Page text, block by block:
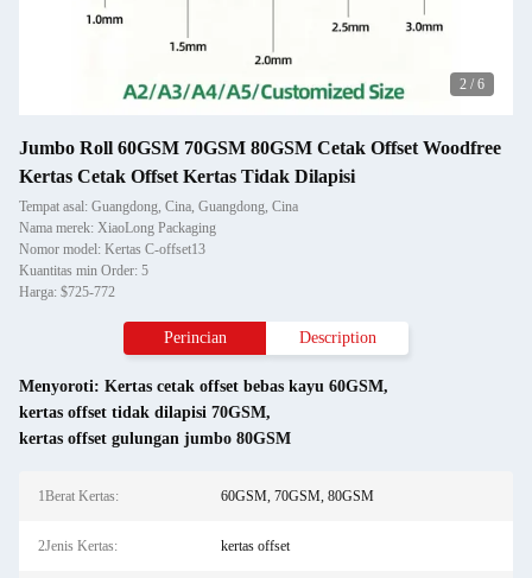
2 / 6
Jumbo Roll 60GSM 70GSM 80GSM Cetak Offset Woodfree
Kertas Cetak Offset Kertas Tidak Dilapisi
Tempat asal: Guangdong, Cina, Guangdong, Cina
Nama merek: XiaoLong Packaging
Nomor model: Kertas C-offset13
Kuantitas min Order: 5
Harga: $725-772
Perincian Description
Menyoroti: Kertas cetak offset bebas kayu 60GSM,
kertas offset tidak dilapisi 70GSM,
kertas offset gulungan jumbo 80GSM
1Berat Kertas: 60GSM, 70GSM, 80GSM
2Jenis Kertas: kertas offset